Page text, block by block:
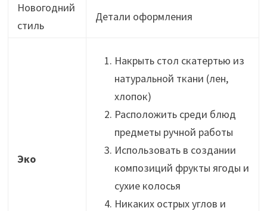
Новогодний
стиль
Детали оформления
Эко
Накрыть стол скатертью из
натуральной ткани (лен,
хлопок)
Расположить среди блюд
предметы ручной работы
Использовать в создании
композиций фрукты ягоды и
сухие колосья
Никаких острых углов и